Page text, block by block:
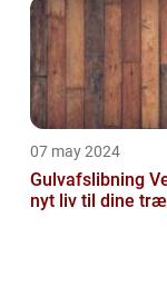
07 may 2024
Gulvafslibning
nyt liv til dine